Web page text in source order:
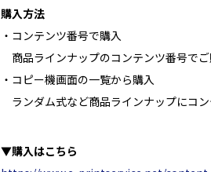
購入方法
・コンテンツ番号で購入
商品ラインナップのコンテンツ番号でご
・コピー機画面の一覧から購入
ランダム式など商品ラインナップにコ
▼購入はこちら